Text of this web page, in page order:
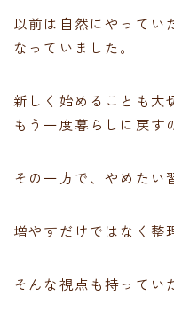
以前は自然にやってい
なっていました。
新しく始めることも大
もう一度暮らしに戻す
その一方で、やめたい
増やすだけではなく整
そんな視点も持ってい